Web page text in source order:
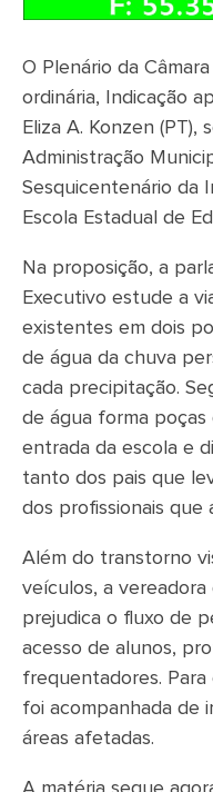
O Plenário da
ordinária, Indicação
Eliza A. Konzen (PT),
Administração
Sesquicentenário da
Escola Estadual de
Na proposição, a
Executivo estude a
existentes em dois
de água da chuva
cada precipitação.
de água forma poças
entrada da escola e
tanto dos pais que
dos profissionais que
Além do transtorno
veículos, a
prejudica o fluxo de
acesso de alunos,
frequentadores. Para
foi acompanhada de
áreas afetadas.